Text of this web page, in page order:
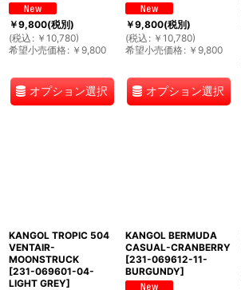
￥9,800(税別)
(税込 : ￥ 10,780)
希望小売価格: ￥ 9,800
オプション選択
￥9,800(税別)
(税込 : ￥ 10,780)
希望小売価格: ￥ 9,800
オプション選択
KANGOL TROPIC 504
VENTAIR-
MOONSTRUCK
[231-069601-04-
LIGHT GREY]
KANGOL BERMUDA
CASUAL-CRANBERRY
[231-069612-11-
BURGUNDY]